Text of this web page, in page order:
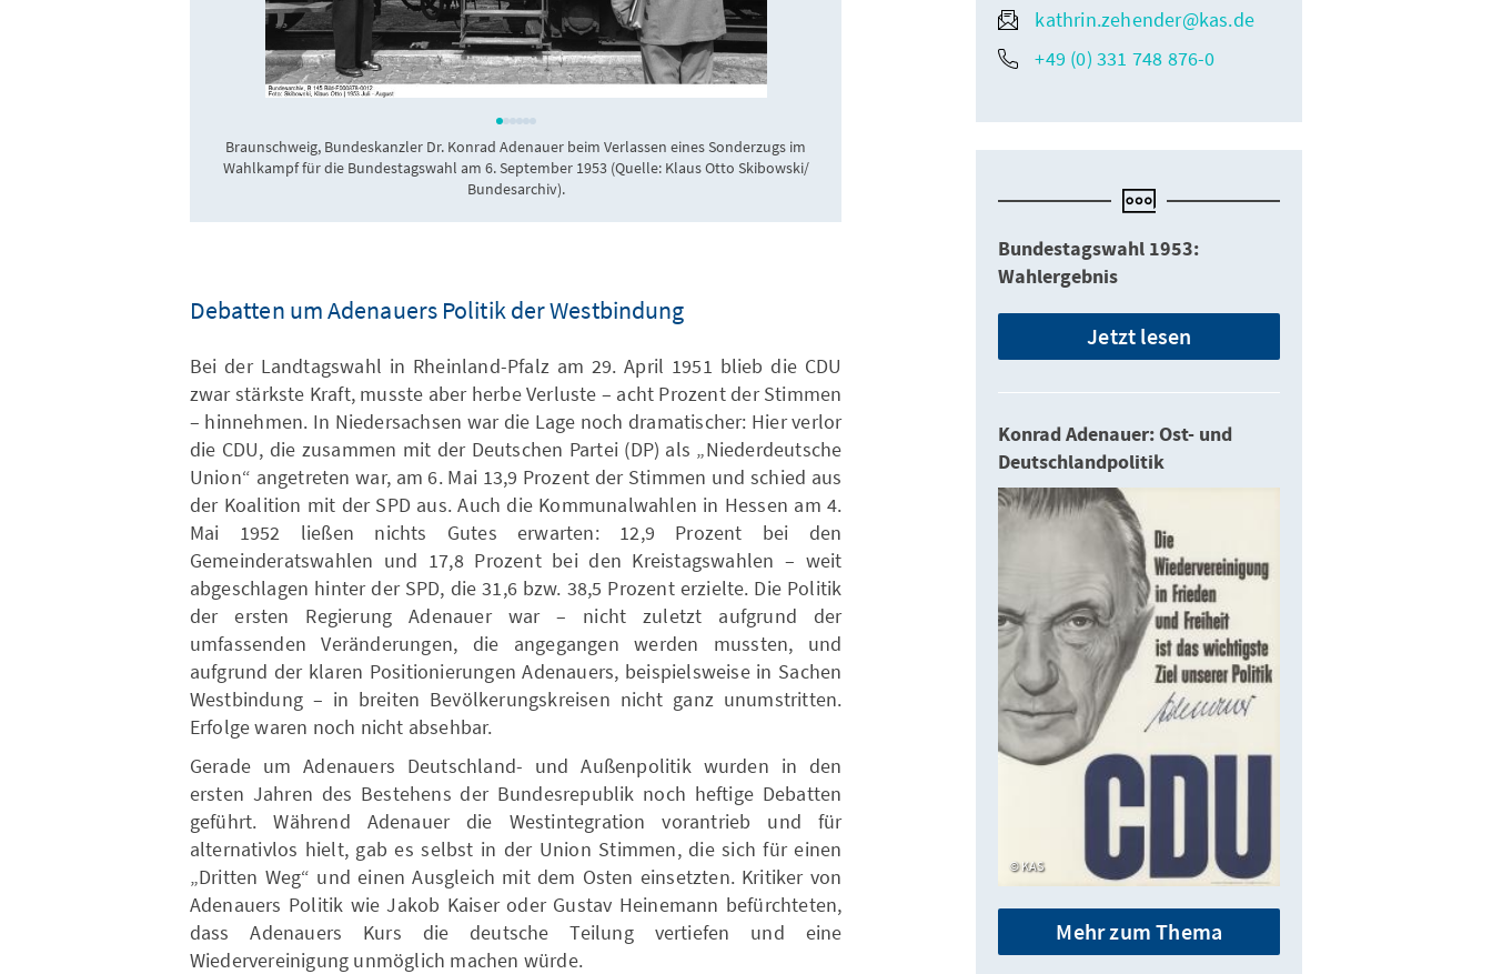
Braunschweig, Bundeskanzler Dr. Konrad Adenauer beim Verlassen eines Sonderzugs im
Wahlkampf für die Bundestagswahl am 6. September 1953 (Quelle: Klaus Otto Skibowski/
Bundesarchiv).
Wahlplakat Bundestagswahl 1953 (Quelle: KAS)
Debatten um Adenauers Politik der Westbindung
Bei der Landtagswahl in Rheinland-Pfalz am 29. April 1951 blieb die CDU
zwar stärkste Kraft, musste aber herbe Verluste – acht Prozent der Stimmen
– hinnehmen. In Niedersachsen war die Lage noch dramatischer: Hier verlor
die CDU, die zusammen mit der Deutschen Partei (DP) als „Niederdeutsche
Union“ angetreten war, am 6. Mai 13,9 Prozent der Stimmen und schied aus
der Koalition mit der SPD aus. Auch die Kommunalwahlen in Hessen am 4.
Mai 1952 ließen nichts Gutes erwarten: 12,9 Prozent bei den
Gemeinderatswahlen und 17,8 Prozent bei den Kreistagswahlen – weit
abgeschlagen hinter der SPD, die 31,6 bzw. 38,5 Prozent erzielte. Die Politik
der ersten Regierung Adenauer war – nicht zuletzt aufgrund der
umfassenden Veränderungen, die angegangen werden mussten, und
aufgrund der klaren Positionierungen Adenauers, beispielsweise in Sachen
Westbindung – in breiten Bevölkerungskreisen nicht ganz unumstritten.
Erfolge waren noch nicht absehbar.
Gerade um Adenauers Deutschland- und Außenpolitik wurden in den
ersten Jahren des Bestehens der Bundesrepublik noch heftige Debatten
geführt. Während Adenauer die Westintegration vorantrieb und für
alternativlos hielt, gab es selbst in der Union Stimmen, die sich für einen
„Dritten Weg“ und einen Ausgleich mit dem Osten einsetzten. Kritiker von
Adenauers Politik wie Jakob Kaiser oder Gustav Heinemann befürchteten,
dass Adenauers Kurs die deutsche Teilung vertiefen und eine
Wiedervereinigung unmöglich machen würde.
kathrin.zehender@kas.de
+49 (0) 331 748 876-0
Bundestagswahl 1953:
Wahlergebnis
Jetzt lesen
Konrad Adenauer: Ost- und
Deutschlandpolitik
KAS
Mehr zum Thema